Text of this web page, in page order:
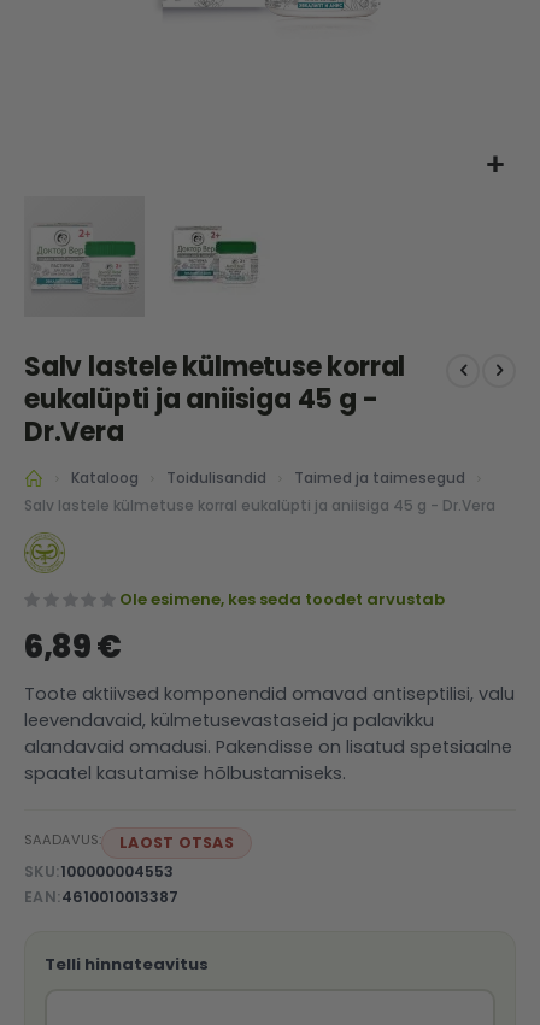
to
the
beginning
of
the
images
gallery
Salv lastele külmetuse korral
eukalüpti ja aniisiga 45 g -
Dr.Vera
Kataloog Toidulisandid
Taimed ja taimesegud
Salv lastele külmetuse korral eukalüpti ja aniisiga 45 g - Dr.Vera
Ole esimene, kes seda toodet arvustab
6,89 €
Toote aktiivsed komponendid omavad antiseptilisi, valu
leevendavaid, külmetusevastaseid ja palavikku
alandavaid omadusi. Pakendisse on lisatud spetsiaalne
spaatel kasutamise hõlbustamiseks.
SAADAVUS:
LAOST OTSAS
SKU 100000004553
EAN 4610010013387
Telli hinnateavitus